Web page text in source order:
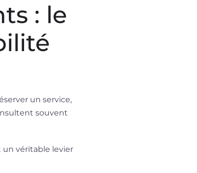
: le
un service,
souvent
un véritable levier